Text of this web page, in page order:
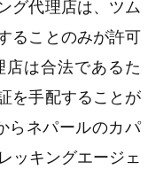
グ代理店は、ツム
ることのみが許可
は合法であるた
を手配することが
らネパールのカパ
ッキングエージェ